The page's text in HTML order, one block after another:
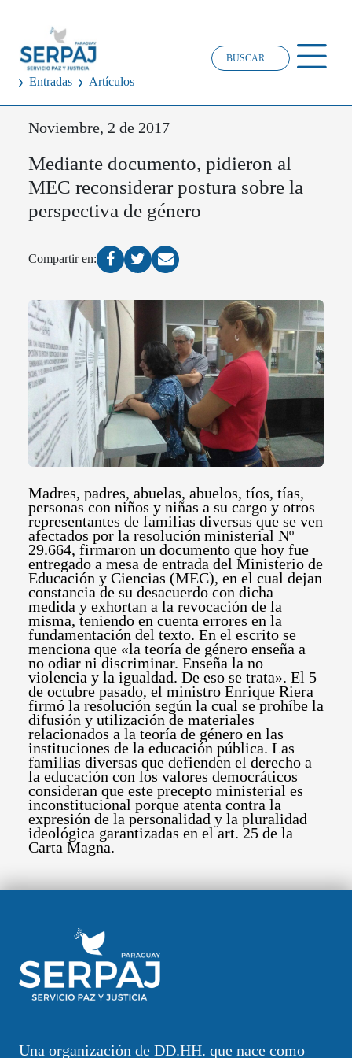
Entradas Artículos
Noviembre, 2 de 2017
Mediante documento, pidieron al
MEC reconsiderar postura sobre la
perspectiva de género
Compartir en:
Madres, padres, abuelas, abuelos, tíos, tías,
personas con niños y niñas a su cargo y otros
representantes de familias diversas que se ven
afectados por la resolución ministerial Nº
29.664, firmaron un documento que hoy fue
entregado a mesa de entrada del Ministerio de
Educación y Ciencias (MEC), en el cual dejan
constancia de su desacuerdo con dicha
medida y exhortan a la revocación de la
misma, teniendo en cuenta errores en la
fundamentación del texto. En el escrito se
menciona que «la teoría de género enseña a
no odiar ni discriminar. Enseña la no
violencia y la igualdad. De eso se trata». El 5
de octubre pasado, el ministro Enrique Riera
firmó la resolución según la cual se prohíbe la
difusión y utilización de materiales
relacionados a la teoría de género en las
instituciones de la educación pública. Las
familias diversas que defienden el derecho a
la educación con los valores democráticos
consideran que este precepto ministerial es
inconstitucional porque atenta contra la
expresión de la personalidad y la pluralidad
ideológica garantizadas en el art. 25 de la
Carta Magna.
Una organización de DD.HH. que nace como